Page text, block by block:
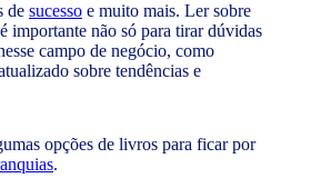
de sucesso e muito mais. Ler sobre
importante não só para tirar dúvidas
campo de negócio, como
sobre tendências e
opções de livros para ficar por
.